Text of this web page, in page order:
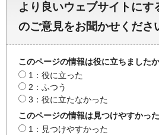
より良いウェブサイトにす
のご意見をお聞かせくださ
このページの情報は役に立ちました
1：役に立った
2：ふつう
3：役に立たなかった
このページの情報は見つけやすかっ
1：見つけやすかった